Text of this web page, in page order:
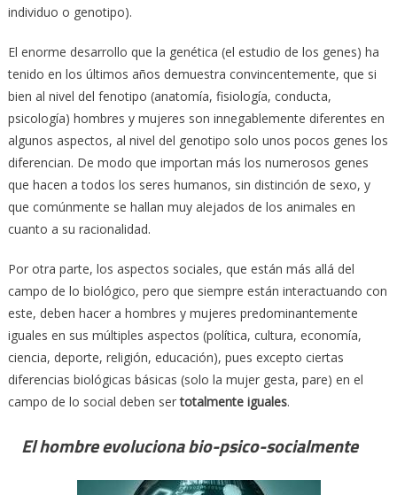
individuo o genotipo).
El enorme desarrollo que la genética (el estudio de los genes) ha
tenido en los últimos años demuestra convincentemente, que si
bien al nivel del fenotipo (anatomía, fisiología, conducta,
psicología) hombres y mujeres son innegablemente diferentes en
algunos aspectos, al nivel del genotipo solo unos pocos genes los
diferencian. De modo que importan más los numerosos genes
que hacen a todos los seres humanos, sin distinción de sexo, y
que comúnmente se hallan muy alejados de los animales en
cuanto a su racionalidad.
Por otra parte, los aspectos sociales, que están más allá del
campo de lo biológico, pero que siempre están interactuando con
este, deben hacer a hombres y mujeres predominantemente
iguales en sus múltiples aspectos (política, cultura, economía,
ciencia, deporte, religión, educación), pues excepto ciertas
diferencias biológicas básicas (solo la mujer gesta, pare) en el
campo de lo social deben sertotalmente iguales.
El hombre evoluciona bio-psico-socialmente